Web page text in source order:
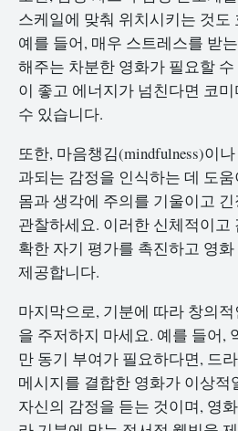
스케일에 맞춰 위치시키는 것도
예를 들어, 매우 스트레스를 받
해주는 차분한 영화가 필요할
이 좋고 에너지가 넘친다면 코
수 있습니다.
또한, 마음챙김(mindfulness)이
과되는 감정을 인식하는 데 도
몸과 생각에 주의를 기울이고
관찰하세요. 이러한 신체적이고
확한 자기 평가를 촉진하고 영
제공합니다.
마지막으로, 기분에 따라 창의
을 주저하지 마세요. 예를 들어,
만 동기 부여가 필요하다면, 드
메시지를 결합한 영화가 이상적
자신의 감정을 듣는 것이며, 영